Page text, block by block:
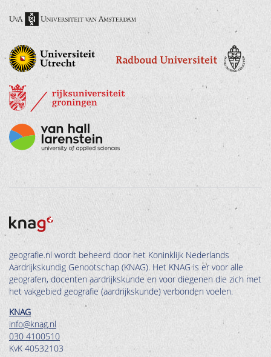
geografie.nl wordt beheerd door het Koninklijk Nederlands
Aardrijkskundig Genootschap (KNAG). Het KNAG is er voor alle
geografen, docenten aardrijkskunde en voor diegenen die zich met
het vakgebied geografie (aardrijkskunde) verbonden voelen.
KNAG
info@knag.nl
030 4100510
KvK 40532103